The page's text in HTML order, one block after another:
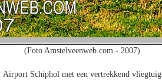
(Foto Amstelveenweb.com - 2007)
Airport Schiphol met een vertrekkend vliegtuig